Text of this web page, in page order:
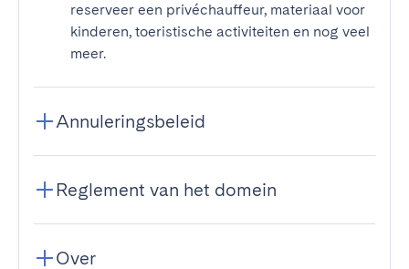
reserveer een privéchauffeur, materiaal voor
kinderen, toeristische activiteiten en nog veel
meer.
Annuleringsbeleid
Reglement van het domein
Over